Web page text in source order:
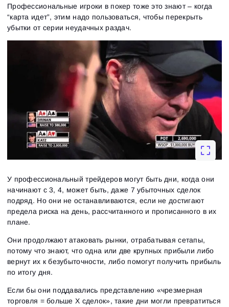
Профессиональные игроки в покер тоже это знают – когда
“карта идет”, этим надо пользоваться, чтобы перекрыть
убытки от серии неудачных раздач.
У профессиональный трейдеров могут быть дни, когда они
начинают с 3, 4, может быть, даже 7 убыточных сделок
подряд. Но они не останавливаются, если не достигают
предела риска на день, рассчитанного и прописанного в их
плане.
Они продолжают атаковать рынки, отрабатывая сетапы,
потому что знают, что одна или две крупных прибыли либо
вернут их к безубыточности, либо помогут получить прибыль
по итогу дня.
Если бы они поддавались представлению «чрезмерная
торговля = больше Х сделок», такие дни могли превратиться